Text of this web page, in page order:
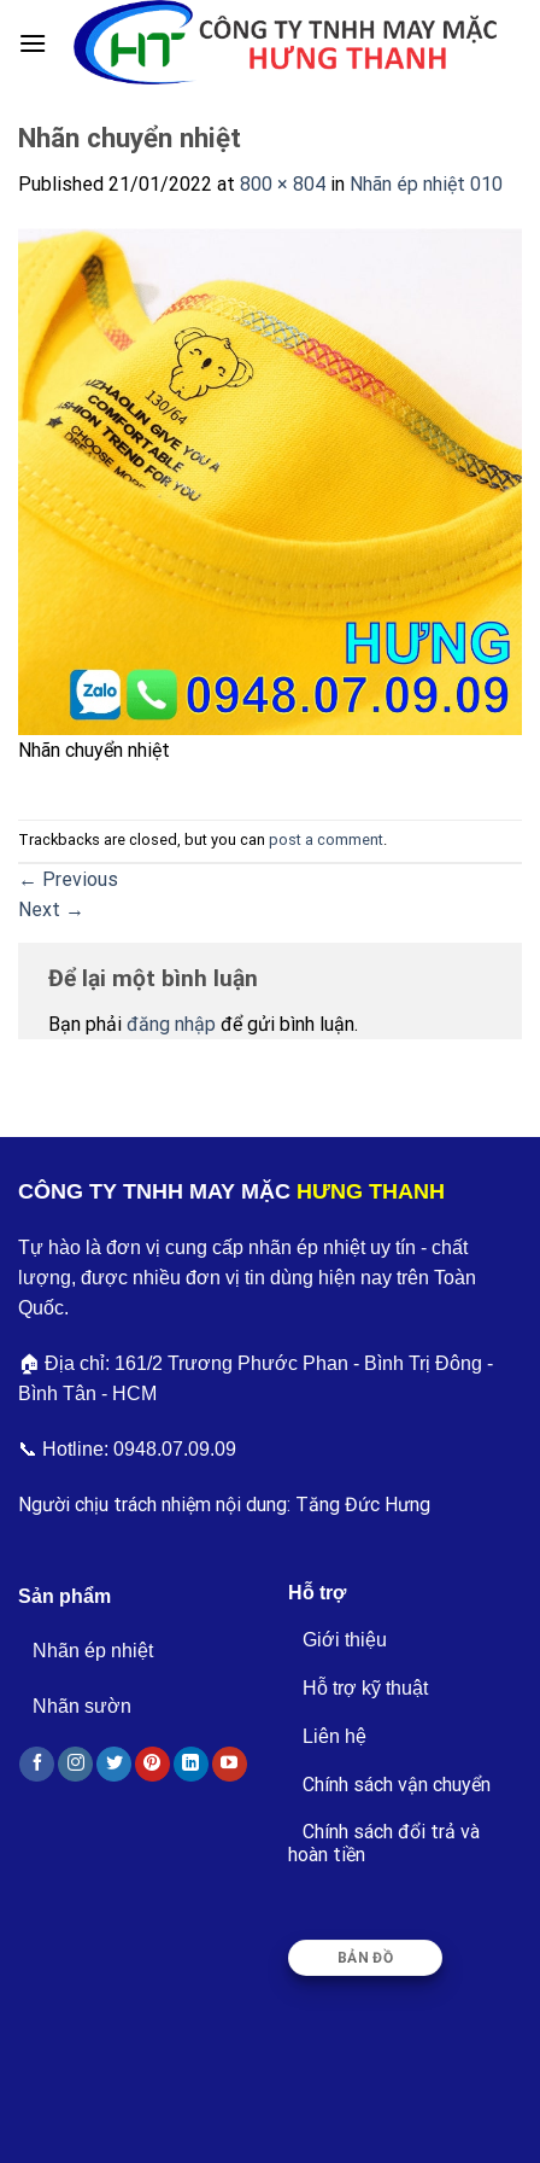
Nhãn chuyển nhiệt
Published 21/01/2022 at 800 × 804 in Nhãn ép nhiệt 010
Nhãn chuyển nhiệt
Trackbacks are closed, but you can post a comment.
← Previous
Next →
Để lại một bình luận
Bạn phải đăng nhập để gửi bình luận.
CÔNG TY TNHH MAY MẶC HƯNG THANH
Tự hào là đơn vị cung cấp nhãn ép nhiệt uy tín - chất
lượng, được nhiều đơn vị tin dùng hiện nay trên Toàn
Quốc.
🏠 Địa chỉ: 161/2 Trương Phước Phan - Bình Trị Đông -
Bình Tân - HCM
📞 Hotline: 0948.07.09.09
Người chịu trách nhiệm nội dung: Tăng Đức Hưng
Sản phẩm
Nhãn ép nhiệt
Nhãn sườn
Hỗ trợ
Giới thiệu
Hỗ trợ kỹ thuật
Liên hệ
Chính sách vận chuyển
Chính sách đổi trả và
hoàn tiền
BẢN ĐỒ